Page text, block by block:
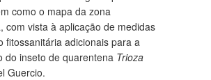
como o mapa da zona
com vista à aplicação de medidas
fitossanitária adicionais para a
do inseto de quarentena Trioza
Guercio.